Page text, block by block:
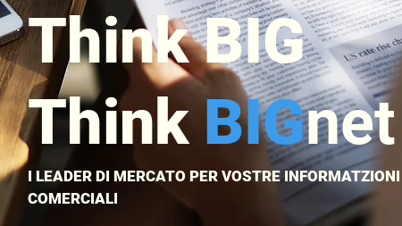
Think BIG
ThinkBIGnet
I LEADER DI MERCATO PER VOSTRE INFORMATZIONI
COMERCIALI